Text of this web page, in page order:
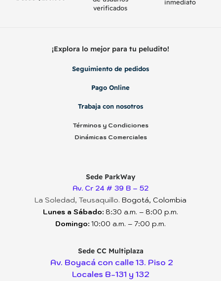
verificados
inmediato
¡Explora lo mejor para tu peludito!
Seguimiento de pedidos
Pago Online
Trabaja con nosotros
Términos y Condiciones
Dinámicas Comerciales
Sede ParkWay
Av. Cr 24 # 39 B – 52
La Soledad, Teusaquillo. Bogotá, Colombia
Lunes a Sábado: 8:30 a.m. – 8:00 p.m.
Domingo: 10:00 a.m. – 7:00 p.m.
Sede CC Multiplaza
Av. Boyacá con calle 13. Piso 2
Locales B-131 y 132